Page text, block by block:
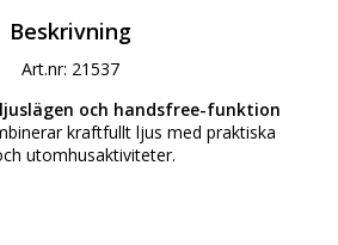
Beskrivning
Art.nr: 21537
och handsfree-funktion
kraftfullt ljus med praktiska
utomhusaktiviteter.